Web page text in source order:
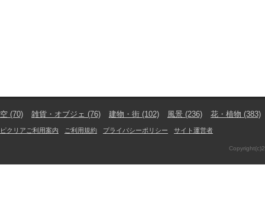
空 (70) 雑貨・オブジェ (76) 建物・街 (102) 風景 (236) 花・植物 (383)
ピクリアご利用案内 ご利用規約 プライバシーポリシー サイト運営者